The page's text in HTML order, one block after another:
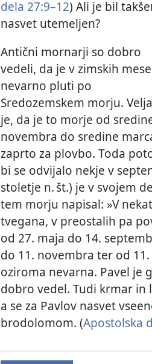
dela 27:9–12) Ali je bil
nasvet utemeljen?
Antični mornarji so dobro
vedeli, da je v zimskih
nevarno pluti po
Sredozemskem morju.
je, da je to morje od
novembra do sredine
zaprto za plovbo. Toda
bi se odvijalo nekje v
stoletje n. št.) je v svojem
tem morju napisal: »V
tvegana, v preostalih pa
od 27. maja do 14.
do 11. novembra ter od
oziroma nevarna. Pavel je
dobro vedel. Tudi krmar in
a se za Pavlov nasvet
brodolomom. (Apostolska